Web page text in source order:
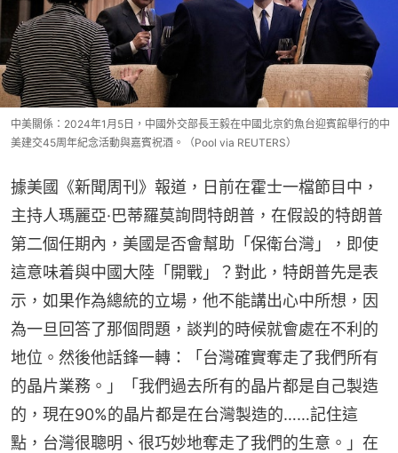
中美關係：2024年1月5日，中國外交部長王毅在中國北京釣魚台迎賓館舉行的中
美建交45周年紀念活動與嘉賓祝酒。（Pool via REUTERS）
據美國《新聞周刊》報道，日前在霍士一檔節目中，
主持人瑪麗亞·巴蒂羅莫詢問特朗普，在假設的特朗普
第二個任期內，美國是否會幫助「保衛台灣」，即使
這意味着與中國大陸「開戰」？對此，特朗普先是表
示，如果作為總統的立場，他不能講出心中所想，因
為一旦回答了那個問題，談判的時候就會處在不利的
地位。然後他話鋒一轉：「台灣確實奪走了我們所有
的晶片業務。」「我們過去所有的晶片都是自己製造
的，現在90%的晶片都是在台灣製造的……記住這
點，台灣很聰明、很巧妙地奪走了我們的生意。」在